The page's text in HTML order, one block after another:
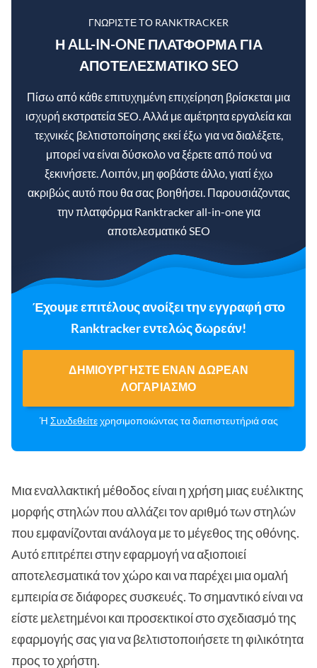
ΓΝΩΡΊΣΤΕ ΤΟ RANKTRACKER
Η ALL-IN-ONE ΠΛΑΤΦΌΡΜΑ ΓΙΑ
ΑΠΟΤΕΛΕΣΜΑΤΙΚΌ SEO
Πίσω από κάθε επιτυχημένη επιχείρηση βρίσκεται μια
ισχυρή εκστρατεία SEO. Αλλά με αμέτρητα εργαλεία και
τεχνικές βελτιστοποίησης εκεί έξω για να διαλέξετε,
μπορεί να είναι δύσκολο να ξέρετε από πού να
ξεκινήσετε. Λοιπόν, μη φοβάστε άλλο, γιατί έχω
ακριβώς αυτό που θα σας βοηθήσει. Παρουσιάζοντας
την πλατφόρμα Ranktracker all-in-one για
αποτελεσματικό SEO
Έχουμε επιτέλους ανοίξει την εγγραφή στο
Ranktracker εντελώς δωρεάν!
ΔΗΜΙΟΥΡΓΉΣΤΕ ΈΝΑΝ ΔΩΡΕΆΝ
ΛΟΓΑΡΙΑΣΜΌ
Ή Συνδεθείτεχρησιμοποιώντας τα διαπιστευτήριά σας
Μια εναλλακτική μέθοδος είναι η χρήση μιας ευέλικτης
μορφής στηλών που αλλάζει τον αριθμό των στηλών
που εμφανίζονται ανάλογα με το μέγεθος της οθόνης.
Αυτό επιτρέπει στην εφαρμογή να αξιοποιεί
αποτελεσματικά τον χώρο και να παρέχει μια ομαλή
εμπειρία σε διάφορες συσκευές. Το σημαντικό είναι να
είστε μελετημένοι και προσεκτικοί στο σχεδιασμό της
εφαρμογής σας για να βελτιστοποιήσετε τη φιλικότητα
προς το χρήστη.